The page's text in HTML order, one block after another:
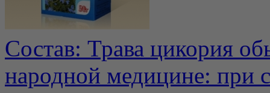
Состав: Трава цикория
народной медицине: при